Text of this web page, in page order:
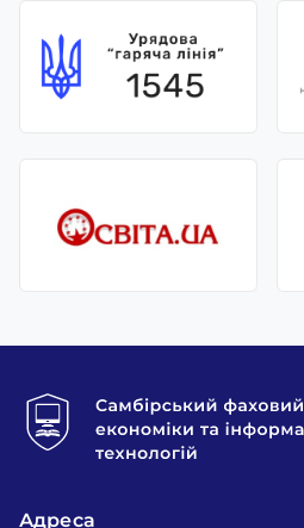
Адреса